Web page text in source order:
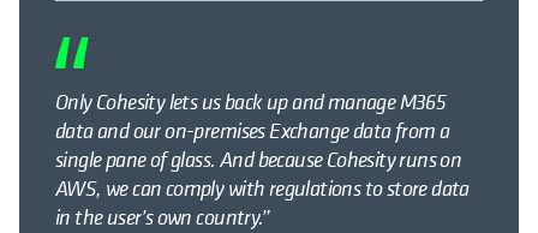
Only Cohesity lets us back up and manage M365
data and our on-premises Exchange data from a
single pane of glass. And because Cohesity runs on
AWS, we can comply with regulations to store data
in the user’s own country.”